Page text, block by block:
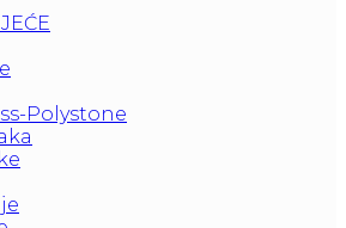
Polystone